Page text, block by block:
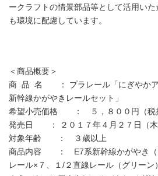
ークラフトの情景部品等として活用い
も環境に配慮しています。
＜商品概要＞
商 品 名 ： プラレール「にぎやかア
新幹線かがやきレールセット」
希望小売価格 ： ５，８００円（税
発売日 ： ２０１７年４月２７日（木
対象年齢 ： ３歳以上
商品内容 ： E7系新幹線かがやき（
レール×７、１/２直線レール（グリー